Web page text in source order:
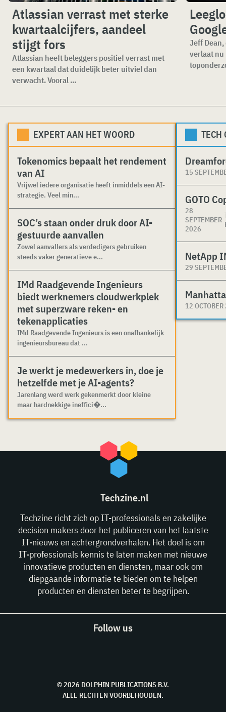
Atlassian verrast met sterke
kwartaalcijfers, aandeel
stijgt fors
Atlassian heeft beleggers positief verrast met
een kwartaal dat duidelijk beter uitviel dan
verwacht. Vooral ...
Jeff
verlaat nu
EXPERT AAN HET WOORD
Tokenomics bepaalt het rendement
van AI
Vrijwel iedere organisatie heeft inmiddels een AI-
strategie. Veel min...
SOC’s staan onder druk door AI-
gestuurde aanvallen
Zowel aanvallers als verdedigers gebruiken
steeds vaker generatieve e...
IMd Raadgevende Ingenieurs
biedt werknemers cloudwerkplek
met superzware reken- en
tekenapplicaties
IMd Raadgevende Ingenieurs is een onafhankelijk
ingenieursbureau dat ...
Je werkt je medewerkers in, doe je
hetzelfde met je AI-agents?
Jarenlang werd werk gekenmerkt door kleine
maar hardnekkige ineffici�...
TECH
15
GOTO
28
SEPTEMBER
2026
NetApp
29
12
Techzine.nl
Techzine richt zich op IT-professionals en zakelijke
decision makers door het publiceren van het laatste
IT-nieuws en achtergrondverhalen. Het doel is om
IT-professionals kennis te laten maken met nieuwe
innovatieve producten en diensten, maar ook om
diepgaande informatie te bieden om te helpen
producten en diensten beter te begrijpen.
Follow us
© 2026 DOLPHIN PUBLICATIONS B.V.
ALLE RECHTEN VOORBEHOUDEN.